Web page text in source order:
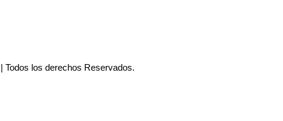
los derechos Reservados.